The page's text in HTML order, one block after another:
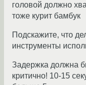
головой должно
тоже курит бамбук
Подскажите, что
инструменты
Задержка должна
критично! 10-15